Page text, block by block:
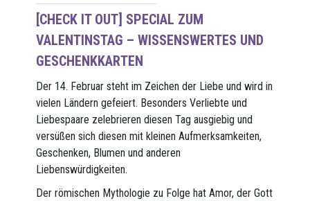
[CHECK IT OUT] SPECIAL ZUM
VALENTINSTAG – WISSENSWERTES UND
GESCHENKKARTEN
Der 14. Februar steht im Zeichen der Liebe und wird in
vielen Ländern gefeiert. Besonders Verliebte und
Liebespaare zelebrieren diesen Tag ausgiebig und
versüßen sich diesen mit kleinen Aufmerksamkeiten,
Geschenken, Blumen und anderen
Liebenswürdigkeiten.
Der römischen Mythologie zu Folge hat Amor, der Gott